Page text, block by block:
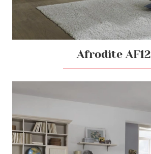
Afrodite AF12